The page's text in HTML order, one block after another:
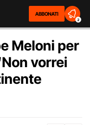
ABBONATI
2
Meloni per
vorrei